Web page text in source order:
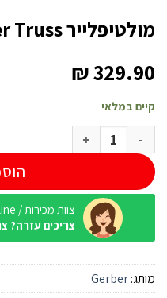
מולטיפלייר Gerber Truss מושחר
₪329.90
קיים במלאי
כמות של מולטיפלייר Gerber Truss מושחר
צוות מכירות / Online
צריכים עזרה?
מותג:Gerber